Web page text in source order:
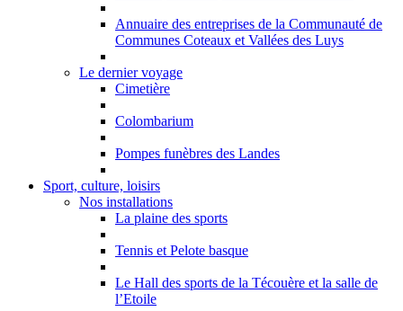
Annuaire des entreprises de la Communauté de
Communes Coteaux et Vallées des Luys
Le dernier voyage
Cimetière
Colombarium
Pompes funèbres des Landes
Sport, culture, loisirs
Nos installations
La plaine des sports
Tennis et Pelote basque
Le Hall des sports de la Técouère et la salle de
l’Etoile